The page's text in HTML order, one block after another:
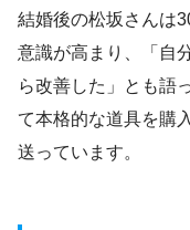
結婚後の松坂さんは
意識が高まり、「自
ら改善した」とも語
て本格的な道具を購
送っています。